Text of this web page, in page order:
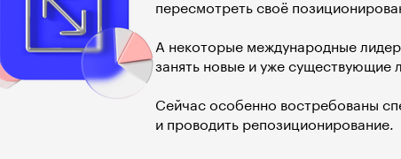
пересмотреть своё
А некоторые международные
занять новые и уже существующие
Сейчас особенно востребованы
и проводить репозиционирование.